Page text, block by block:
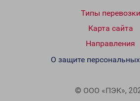
Типы перевозки
Карта сайта
Направления
© ООО «ПЭК»,
О защите